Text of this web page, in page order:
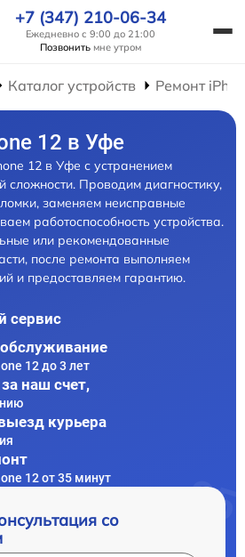
+7 (347) 210-06-34
Ежедневно с 9:00 до 21:00
Позвонить мне утром
Каталог устройств Ремонт
12 в Уфе
12 в Уфе с устранением
сложности. Проводим диагностику,
заменяем неисправные
работоспособность устройства.
или рекомендованные
после ремонта выполняем
и предоставляем гарантию.
сервис
12 до 3 лет
наш счет,
курьера
12 от 35 минут
со